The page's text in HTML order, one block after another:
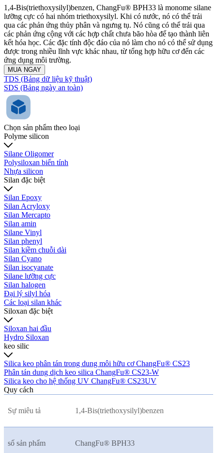
1,4-Bis(triethoxysilyl)benzen, ChangFu® BPH33 là monome silane
lưỡng cực có hai nhóm triethoxysilyl. Khi có nước, nó có thể trải
qua các phản ứng thủy phân và ngưng tụ. Nó cũng có thể trải qua
các phản ứng cộng với các hợp chất chưa bão hòa để tạo thành liên
kết hóa học. Các đặc tính độc đáo của nó làm cho nó có thể sử dụng
được trong nhiều lĩnh vực khác nhau, từ tổng hợp hữu cơ đến các
ứng dụng môi trường.
MUA NGAY
TDS (Bảng dữ liệu kỹ thuật)
SDS (Bảng ngày an toàn)
Chọn sản phẩm theo loại
Polyme silicon
Silane Oligomer
Polysiloxan biến tính
Nhựa silicon
Silan đặc biệt
Silan Epoxy
Silan Acryloxy
Silan Mercapto
Silan amin
Silane Vinyl
Silan phenyl
Silan kiềm chuỗi dài
Silan Cyano
Silan isocyanate
Silane lưỡng cực
Silan halogen
Đại lý silyl hóa
Các loại silan khác
Siloxan đặc biệt
Siloxan hai đầu
Hydro Siloxan
keo silic
Silica keo phân tán trong dung môi hữu cơ ChangFu® CS23
Phân tán dung dịch keo silica ChangFu® CS23-W
Silica keo cho hệ thống UV ChangFu® CS23UV
Quy cách
Sự miêu tả 1,4-Bis(triethoxysilyl)benzen
số sản phẩm ChangFu® BPH33